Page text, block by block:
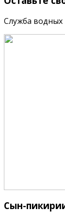
Служба водных
Сын-